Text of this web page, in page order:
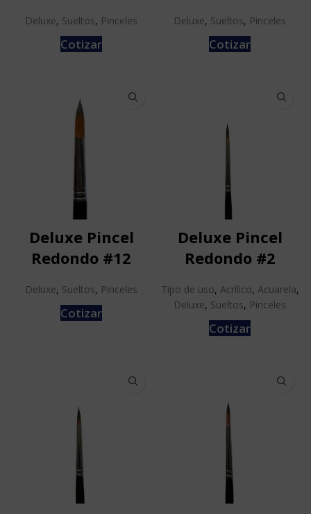
Deluxe, Sueltos, Pinceles
Cotizar
Deluxe, Sueltos, Pinceles
Cotizar
Deluxe Pincel
Redondo #12
Deluxe, Sueltos, Pinceles
Cotizar
Deluxe Pincel
Redondo #2
Tipo de uso, Acrílico, Acuarela,
Deluxe, Sueltos, Pinceles
Cotizar